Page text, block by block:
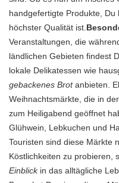
handgefertigte Produkte,
höchster Qualität ist.
Veranstaltungen, die
ländlichen Gebieten findest
lokale Delikatessen wie
gebackenes Brotanbieten.
Weihnachtsmärkte, die in
zum Heiligabend geöffnet
Glühwein, Lebkuchen und
Touristen sind diese Märkte
Köstlichkeiten zu probieren,
Einblickin das alltägliche